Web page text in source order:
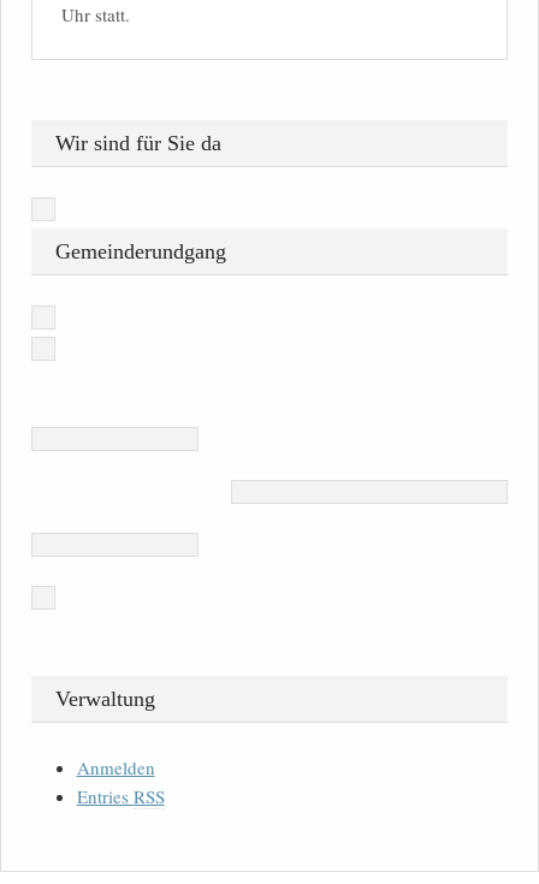
Uhr statt.
Wir sind für Sie da
Gemeinderundgang
Verwaltung
Anmelden
Entries RSS